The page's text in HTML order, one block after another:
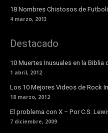
18 Nombres Chistosos de
4 marzo, 2013
Destacado
10 Muertes Inusuales en la Biblia
1 abril, 2012
Los 10 Mejores Videos de Rock
18 marzo, 2012
El problema con X – Por C.S.
7 diciembre, 2009